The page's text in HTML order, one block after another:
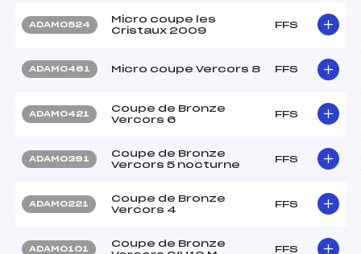
ADAM0524
Micro coupe les
Cristaux 2009
FFS
ADAM0461 Micro coupe Vercors 8 FFS
ADAM0421
Coupe de Bronze
Vercors 6
FFS
ADAM0391
Coupe de Bronze
Vercors 5 nocturne
FFS
ADAM0221
Coupe de Bronze
Vercors 4
FFS
ADAM0101
Coupe de Bronze
FFS